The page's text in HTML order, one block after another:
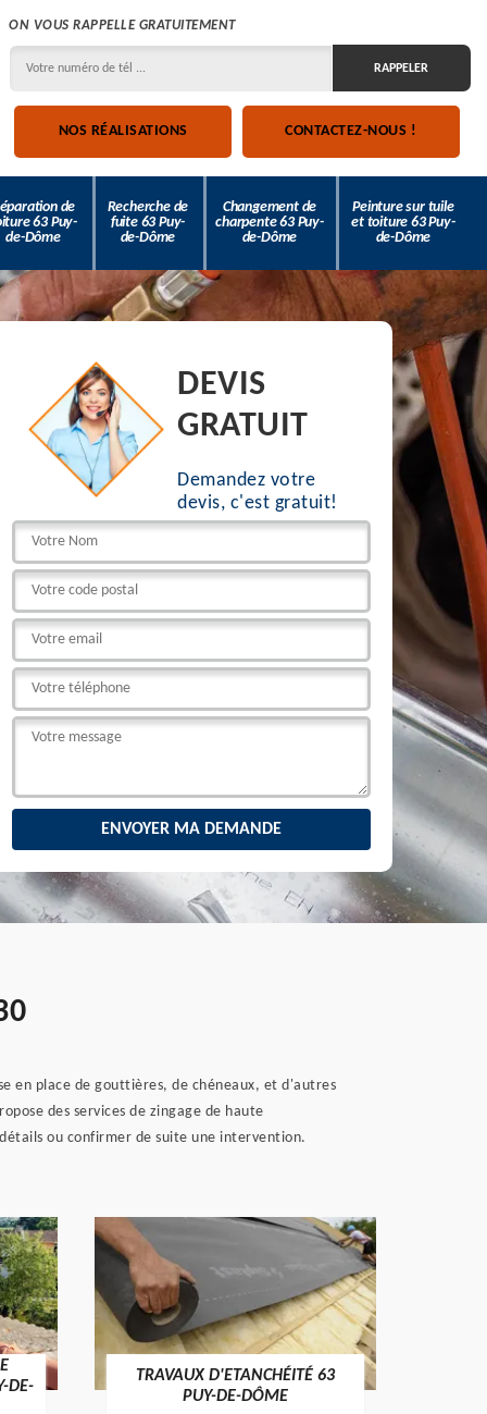
ON VOUS RAPPELLE GRATUITEMENT
NOS RÉALISATIONS CONTACTEZ-NOUS !
de
63 Puy-
de-Dôme
Recherche de
fuite 63 Puy-
de-Dôme
Changement de
charpente 63 Puy-
de-Dôme
Peinture sur tuile
et toiture 63 Puy-
de-Dôme
DEVIS
GRATUIT
Demandez votre
devis, c'est gratuit!
en place de gouttières, de chéneaux, et d'autres
des services de zingage de haute
ou confirmer de suite une intervention.
DE-
TRAVAUX D'ETANCHÉITÉ 63
PUY-DE-DÔME